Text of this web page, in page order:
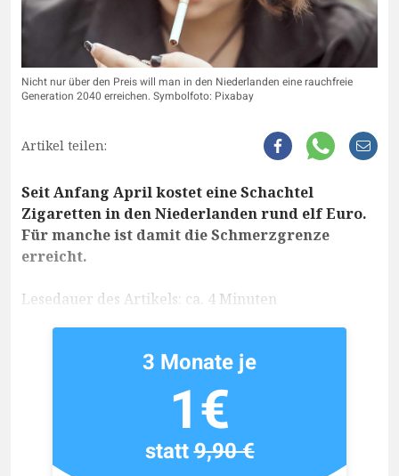
Nicht nur über den Preis will man in den Niederlanden eine rauchfreie
Generation 2040 erreichen. Symbolfoto: Pixabay
Artikel teilen:
Seit Anfang April kostet eine Schachtel
Zigaretten in den Niederlanden rund elf Euro.
Für manche ist damit die Schmerzgrenze
erreicht.
Lesedauer des Artikels: ca. 4 Minuten
3 Monate je
1€
statt9,90 €